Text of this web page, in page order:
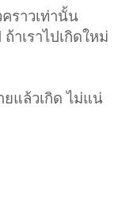
ราวเท่านั้น
าเราไปเกิดใหม่
ยแล้วเกิด ไม่แน่